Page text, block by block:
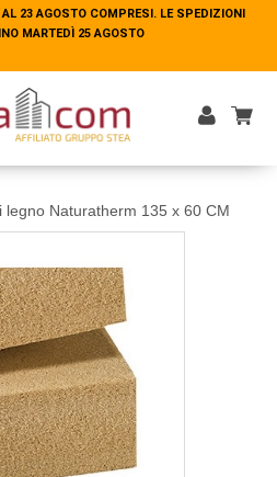
23 AGOSTO COMPRESI. LE SPEDIZIONI
MARTEDÌ 25 AGOSTO
legno Naturatherm 135 x 60 CM
23 AGOSTO COMPRESI. LE SPEDIZIONI
MARTEDÌ 25 AGOSTO